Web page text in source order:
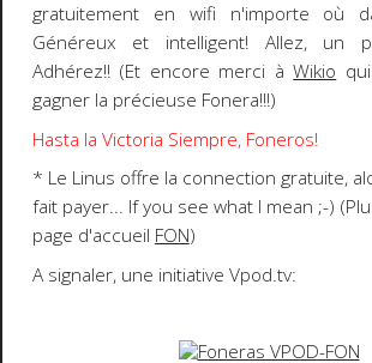
gratuitement en wifi n'importe où
Généreux et intelligent! Allez, un
Adhérez!! (Et encore merci àWikio
gagner la précieuse Fonera!!!)
Hasta la Victoria Siempre, Foneros!
* Le Linus offre la connection gratuite,
fait payer... If you see what I mean ;-)
page d'accueil FON)
A signaler, une initiative Vpod.tv: